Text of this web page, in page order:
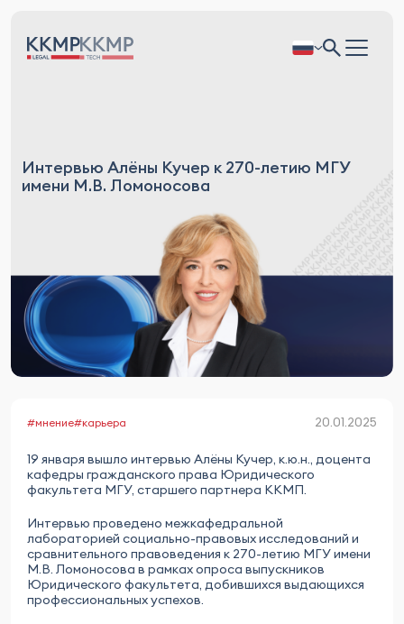
Интервью Алёны Кучер к 270-летию МГУ
имени М.В. Ломоносова
#мнение#карьера 20.01.2025
19 января вышло интервью Алёны Кучер, к.ю.н., доцента
кафедры гражданского права Юридического
факультета МГУ, старшего партнера ККМП.
Интервью проведено межкафедральной
лабораторией социально-правовых исследований и
сравнительного правоведения к 270-летию МГУ имени
М.В. Ломоносова в рамках опроса выпускников
Юридического факультета, добившихся выдающихся
профессиональных успехов.